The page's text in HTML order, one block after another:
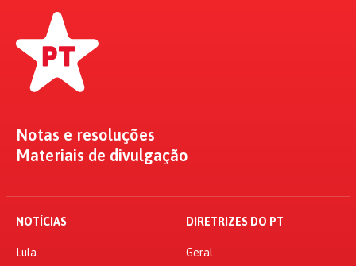
Notas e resoluções
Materiais de divulgação
NOTÍCIAS
Lula
DIRETRIZES DO PT
Geral